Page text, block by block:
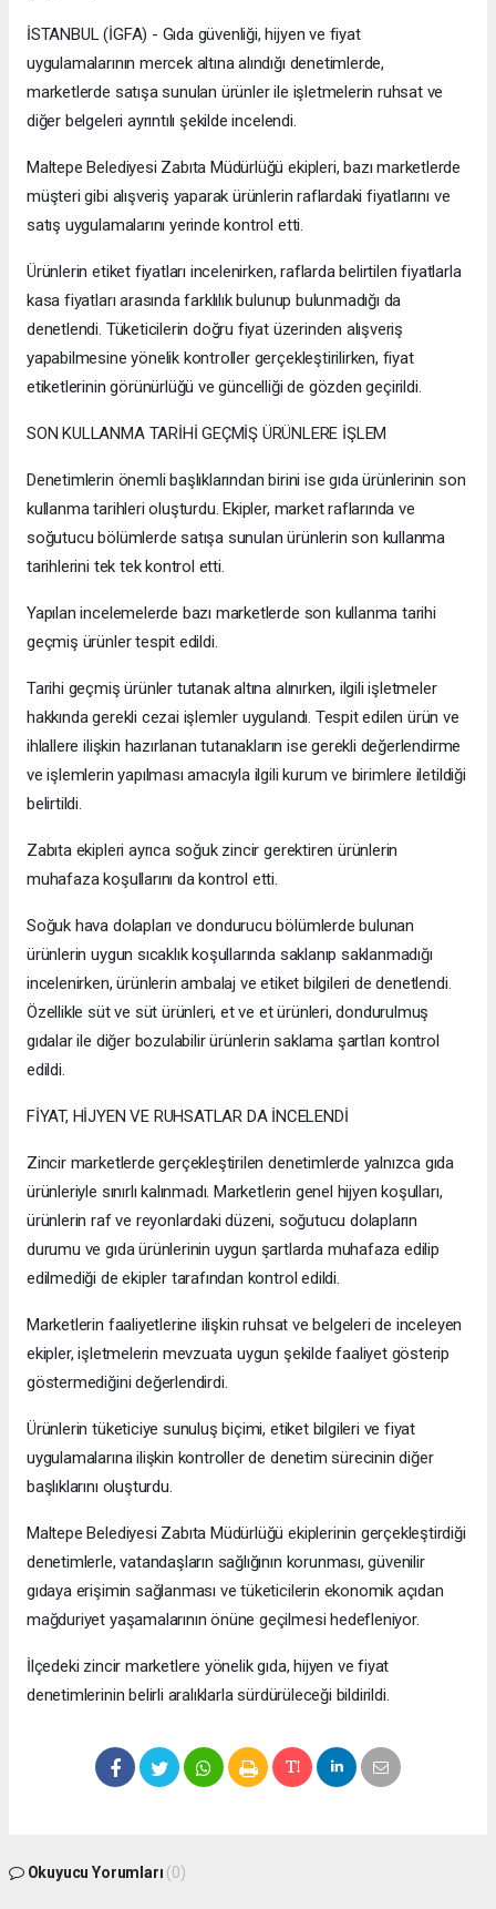
İSTANBUL (İGFA) - Gıda güvenliği, hijyen ve fiyat
uygulamalarının mercek altına alındığı denetimlerde,
marketlerde satışa sunulan ürünler ile işletmelerin ruhsat ve
diğer belgeleri ayrıntılı şekilde incelendi.
Maltepe Belediyesi Zabıta Müdürlüğü ekipleri, bazı marketlerde
müşteri gibi alışveriş yaparak ürünlerin raflardaki fiyatlarını ve
satış uygulamalarını yerinde kontrol etti.
Ürünlerin etiket fiyatları incelenirken, raflarda belirtilen fiyatlarla
kasa fiyatları arasında farklılık bulunup bulunmadığı da
denetlendi. Tüketicilerin doğru fiyat üzerinden alışveriş
yapabilmesine yönelik kontroller gerçekleştirilirken, fiyat
etiketlerinin görünürlüğü ve güncelliği de gözden geçirildi.
SON KULLANMA TARİHİ GEÇMİŞ ÜRÜNLERE İŞLEM
Denetimlerin önemli başlıklarından birini ise gıda ürünlerinin son
kullanma tarihleri oluşturdu. Ekipler, market raflarında ve
soğutucu bölümlerde satışa sunulan ürünlerin son kullanma
tarihlerini tek tek kontrol etti.
Yapılan incelemelerde bazı marketlerde son kullanma tarihi
geçmiş ürünler tespit edildi.
Tarihi geçmiş ürünler tutanak altına alınırken, ilgili işletmeler
hakkında gerekli cezai işlemler uygulandı. Tespit edilen ürün ve
ihlallere ilişkin hazırlanan tutanakların ise gerekli değerlendirme
ve işlemlerin yapılması amacıyla ilgili kurum ve birimlere iletildiği
belirtildi.
Zabıta ekipleri ayrıca soğuk zincir gerektiren ürünlerin
muhafaza koşullarını da kontrol etti.
Soğuk hava dolapları ve dondurucu bölümlerde bulunan
ürünlerin uygun sıcaklık koşullarında saklanıp saklanmadığı
incelenirken, ürünlerin ambalaj ve etiket bilgileri de denetlendi.
Özellikle süt ve süt ürünleri, et ve et ürünleri, dondurulmuş
gıdalar ile diğer bozulabilir ürünlerin saklama şartları kontrol
edildi.
FİYAT, HİJYEN VE RUHSATLAR DA İNCELENDİ
Zincir marketlerde gerçekleştirilen denetimlerde yalnızca gıda
ürünleriyle sınırlı kalınmadı. Marketlerin genel hijyen koşulları,
ürünlerin raf ve reyonlardaki düzeni, soğutucu dolapların
durumu ve gıda ürünlerinin uygun şartlarda muhafaza edilip
edilmediği de ekipler tarafından kontrol edildi.
Marketlerin faaliyetlerine ilişkin ruhsat ve belgeleri de inceleyen
ekipler, işletmelerin mevzuata uygun şekilde faaliyet gösterip
göstermediğini değerlendirdi.
Ürünlerin tüketiciye sunuluş biçimi, etiket bilgileri ve fiyat
uygulamalarına ilişkin kontroller de denetim sürecinin diğer
başlıklarını oluşturdu.
Maltepe Belediyesi Zabıta Müdürlüğü ekiplerinin gerçekleştirdiği
denetimlerle, vatandaşların sağlığının korunması, güvenilir
gıdaya erişimin sağlanması ve tüketicilerin ekonomik açıdan
mağduriyet yaşamalarının önüne geçilmesi hedefleniyor.
İlçedeki zincir marketlere yönelik gıda, hijyen ve fiyat
denetimlerinin belirli aralıklarla sürdürüleceği bildirildi.
Okuyucu Yorumları (0)